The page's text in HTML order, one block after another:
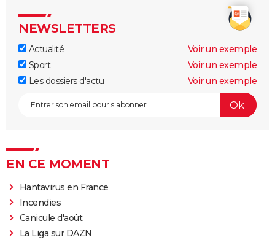
NEWSLETTERS
Actualité
Voir un exemple
Sport
Voir un exemple
Les dossiers d'actu
Voir un exemple
EN CE MOMENT
Hantavirus en France
Incendies
Canicule d'août
La Liga sur DAZN